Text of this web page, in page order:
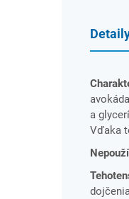
a
Vďaka